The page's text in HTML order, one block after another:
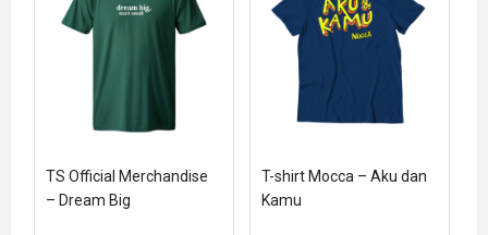
TS Official Merchandise
– Dream Big
T-shirt Mocca – Aku dan
Kamu